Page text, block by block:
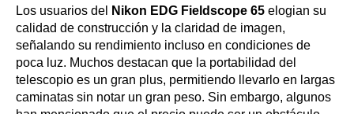
Los usuarios del Nikon EDG Fieldscope 65 elogian su
calidad de construcción y la claridad de imagen,
señalando su rendimiento incluso en condiciones de
poca luz. Muchos destacan que la portabilidad del
telescopio es un gran plus, permitiendo llevarlo en largas
caminatas sin notar un gran peso. Sin embargo, algunos